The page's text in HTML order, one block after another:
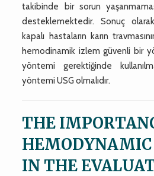
takibinde bir sorun
desteklemektedir. Sonuç
kapalı hastaların karın
hemodinamik izlem güvenli bir
yöntemi gerektiğinde
yöntemi USG olmalıdır.
THE
IN THE